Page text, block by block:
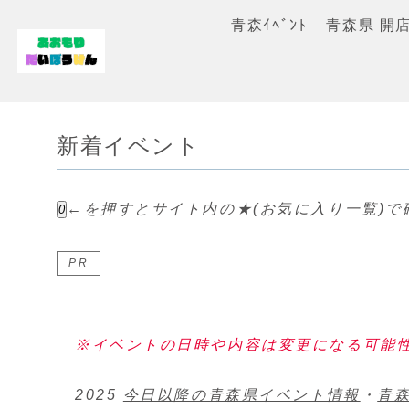
青森ｲﾍﾞﾝﾄ 青森県 開
新着イベント
0 ←を押すとサイト内の ★(お気に入り一覧) で
PR
※イベントの日時や内容は変更になる可能
2025 今日以降の青森県イベント情報 ・ 青